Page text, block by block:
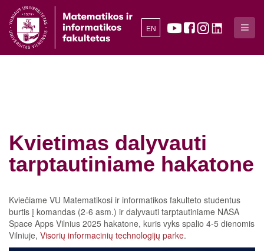
EN
Kvietimas dalyvauti
tarptautiniame hakatone
Kviečiame VU Matematikosi ir informatikos fakulteto studentus
burtis į komandas (2-6 asm.) ir dalyvauti tarptautiniame NASA
Space Apps Vilnius 2025 hakatone, kuris vyks spalio 4-5 dienomis
Vilniuje, Visorių informacinių technologijų parke.